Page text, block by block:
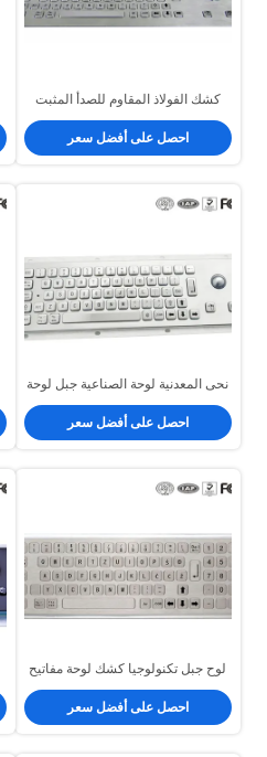
كشك الفولاذ المقاوم للصدأ المثبت
على لوحة المفاتيح مع كرة التتبع
الضوئية
احصل على أفضل سعر
نحى المعدنية لوحة الصناعية جبل لوحة
المفاتيح مع كرة التتبع القطر 25mm
احصل على أفضل سعر
لوح جبل تكنولوجيا كشك لوحة مفاتيح
لوح جبل مع رقم لوحة أرقام في مفتاح
مسطّح
احصل على أفضل سعر